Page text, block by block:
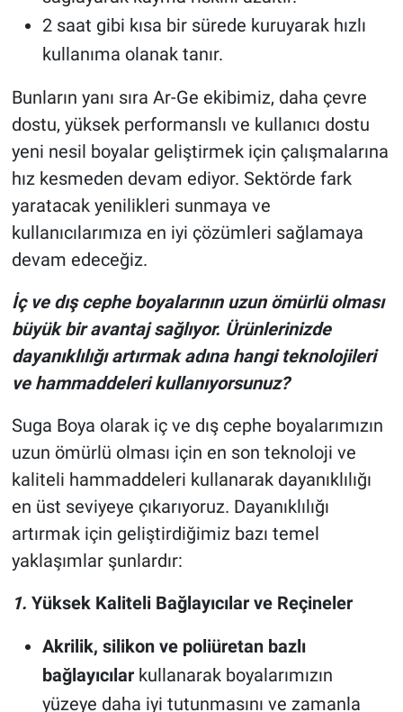
2 saat gibi kısa bir sürede kuruyarak hızlı
kullanıma olanak tanır.
Bunların yanı sıra Ar-Ge ekibimiz, daha çevre
dostu, yüksek performanslı ve kullanıcı dostu
yeni nesil boyalar geliştirmek için çalışmalarına
hız kesmeden devam ediyor. Sektörde fark
yaratacak yenilikleri sunmaya ve
kullanıcılarımıza en iyi çözümleri sağlamaya
devam edeceğiz.
İç ve dış cephe boyalarının uzun ömürlü olması
büyük bir avantaj sağlıyor. Ürünlerinizde
dayanıklılığı artırmak adına hangi teknolojileri
ve hammaddeleri kullanıyorsunuz?
Suga Boya olarak iç ve dış cephe boyalarımızın
uzun ömürlü olması için en son teknoloji ve
kaliteli hammaddeleri kullanarak dayanıklılığı
en üst seviyeye çıkarıyoruz. Dayanıklılığı
artırmak için geliştirdiğimiz bazı temel
yaklaşımlar şunlardır:
1. Yüksek Kaliteli Bağlayıcılar ve Reçineler
Akrilik, silikon ve poliüretan bazlı
bağlayıcılarkullanarak boyalarımızın
yüzeye daha iyi tutunmasını ve zamanla